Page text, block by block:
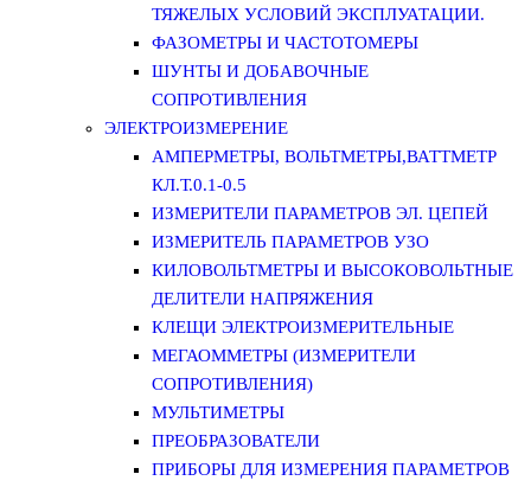
ТЯЖЕЛЫХ УСЛОВИЙ ЭКСПЛУАТАЦИИ.
ФАЗОМЕТРЫ И ЧАСТОТОМЕРЫ
ШУНТЫ И ДОБАВОЧНЫЕ
СОПРОТИВЛЕНИЯ
ЭЛЕКТРОИЗМЕРЕНИЕ
АМПЕРМЕТРЫ, ВОЛЬТМЕТРЫ,ВАТТМЕТР
КЛ.Т.0.1-0.5
ИЗМЕРИТЕЛИ ПАРАМЕТРОВ ЭЛ. ЦЕПЕЙ
ИЗМЕРИТЕЛЬ ПАРАМЕТРОВ УЗО
КИЛОВОЛЬТМЕТРЫ И ВЫСОКОВОЛЬТНЫЕ
ДЕЛИТЕЛИ НАПРЯЖЕНИЯ
КЛЕЩИ ЭЛЕКТРОИЗМЕРИТЕЛЬНЫЕ
МЕГАОММЕТРЫ (ИЗМЕРИТЕЛИ
СОПРОТИВЛЕНИЯ)
МУЛЬТИМЕТРЫ
ПРЕОБРАЗОВАТЕЛИ
ПРИБОРЫ ДЛЯ ИЗМЕРЕНИЯ ПАРАМЕТРОВ